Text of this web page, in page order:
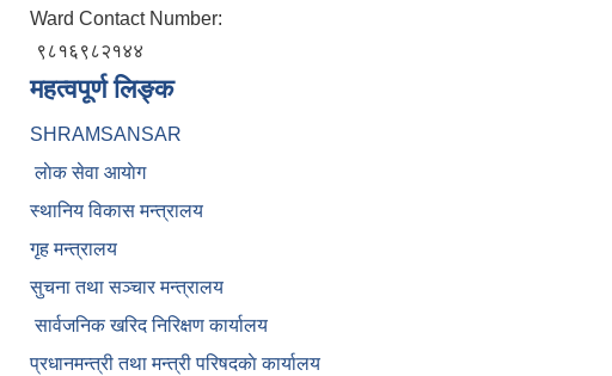
Ward Contact Number:
९८१६९८२१४४
महत्वपूर्ण लिङ्क
SHRAMSANSAR
लाेक सेवा आयाेग
स्थानिय विकास मन्त्रालय
गृह मन्त्रालय
सुचना तथा सञ्चार मन्त्रालय
सार्वजनिक खरिद निरिक्षण कार्यालय
प्रधानमन्त्री तथा मन्त्री परिषदकाे कार्यालय